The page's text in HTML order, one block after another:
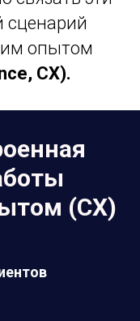
сценарий
опытом
CХ).
(CX)